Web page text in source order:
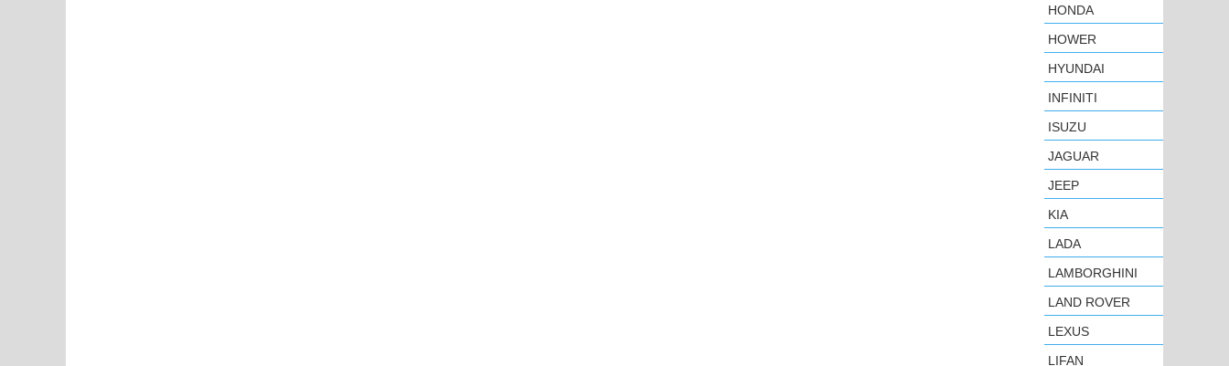
HONDA
HOWER
HYUNDAI
INFINITI
ISUZU
JAGUAR
JEEP
KIA
LADA
LAMBORGHINI
LAND ROVER
LEXUS
LIFAN